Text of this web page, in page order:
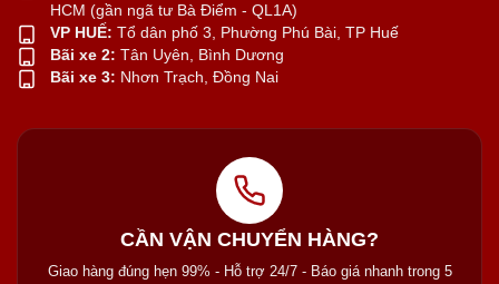
HCM (gần ngã tư Bà Điểm - QL1A)
VP HUẾ: Tổ dân phố 3, Phường Phú Bài, TP Huế
Bãi xe 2: Tân Uyên, Bình Dương
Bãi xe 3: Nhơn Trạch, Đồng Nai
CẦN VẬN CHUYỂN HÀNG?
Giao hàng đúng hẹn 99% - Hỗ trợ 24/7 - Báo giá nhanh trong 5